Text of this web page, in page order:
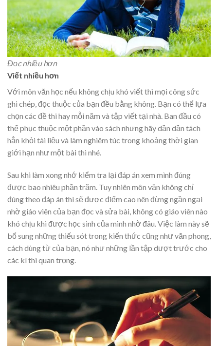
Đọc nhiều hơn
Viết nhiều hơn
Với môn văn học nếu không chịu khó viết thì mọi công sức
ghi chép, đọc thuộc của bạn đều bằng không. Bạn có thể lựa
chọn các đề thi hay mỗi năm và tập viết tại nhà. Ban đầu có
thể phục thuộc một phần vào sách nhưng hãy dần dần tách
hẳn khỏi tài liệu và làm nghiêm túc trong khoảng thời gian
giới hạn như một bài thi nhé.
Sau khi làm xong nhớ kiểm tra lại đáp án xem mình đúng
được bao nhiêu phần trăm. Tuy nhiên môn văn không chỉ
đúng theo đáp án thì sẽ được điểm cao nên đừng ngần ngại
nhờ giáo viên của bạn đọc và sửa bài, không có giáo viên nào
khó chịu khi được học sinh của mình nhờ đâu. Việc làm này sẽ
bổ sung những thiếu sót trong kiến thức cũng như văn phong,
cách dùng từ của bạn, nó như những lần tập dượt trước cho
các kì thi quan trọng.